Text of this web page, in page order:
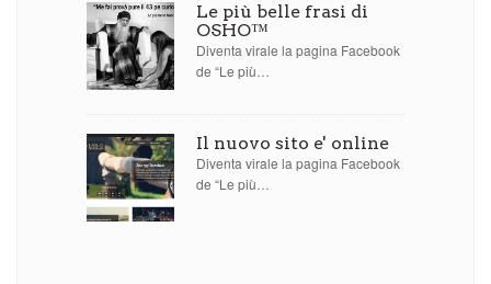
Le più belle frasi di
OSHO™
Diventa virale la pagina Facebook
de “Le più…
Il nuovo sito e' online
Diventa virale la pagina Facebook
de “Le più…